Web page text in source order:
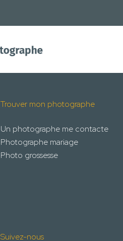
Trouver mon photographe
Un photographe me contacte
Photographe mariage
Photo grossesse
Suivez-nous